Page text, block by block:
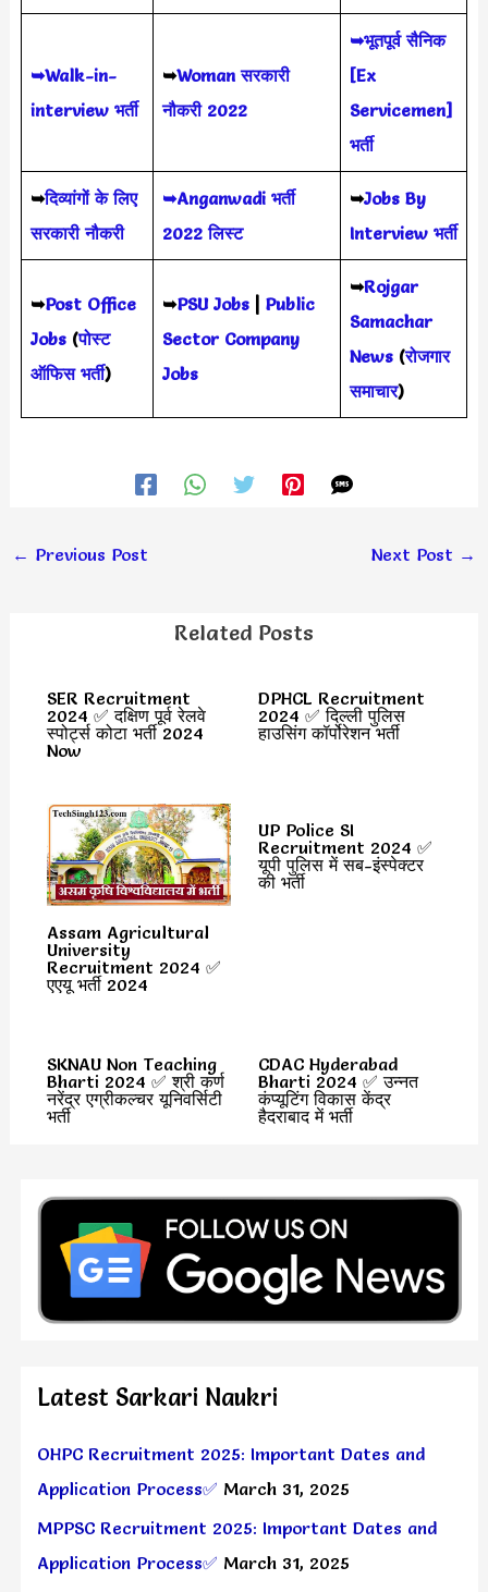
➥Walk-in-
interview भर्ती
➥Woman सरकारी
नौकरी 2022
➥भूतपूर्व सैनिक
[Ex
Servicemen]
भर्ती
➥दिव्यांगों के लिए
सरकारी नौकरी
➥Anganwadi भर्ती
2022 लिस्ट
➥Jobs By
Interview भर्ती
➥Post Office
Jobs(पोस्ट
ऑफिस भर्ती)
➥PSU Jobs| Public
Sector Company
Jobs
➥Rojgar
Samachar
News(रोजगार
समाचार)
← Previous Post Next Post →
Related Posts
SER Recruitment
2024 ✅ दक्षिण पूर्व रेलवे
स्पोर्ट्स कोटा भर्ती 2024
Now
DPHCL Recruitment
2024 ✅ दिल्ली पुलिस
हाउसिंग कॉर्पोरेशन भर्ती
Assam Agricultural
University
Recruitment 2024 ✅
एएयू भर्ती 2024
UP Police SI
Recruitment 2024 ✅
यूपी पुलिस में सब-इंस्पेक्टर
की भर्ती
SKNAU Non Teaching
Bharti 2024 ✅ श्री कर्ण
नरेंद्र एग्रीकल्चर यूनिवर्सिटी
भर्ती
CDAC Hyderabad
Bharti 2024 ✅ उन्नत
कंप्यूटिंग विकास केंद्र
हैदराबाद में भर्ती
Latest Sarkari Naukri
OHPC Recruitment 2025: Important Dates and
Application Process✅ March 31, 2025
MPPSC Recruitment 2025: Important Dates and
Application Process✅ March 31, 2025